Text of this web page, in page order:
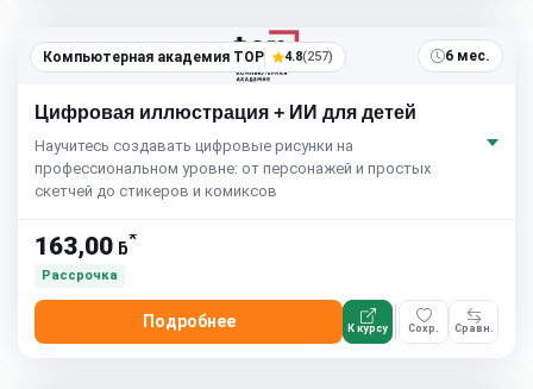
Компьютерная академия TOP 4.8(257) 6 мес.
Цифровая иллюстрация + ИИ для детей
Научитесь создавать цифровые рисунки на
профессиональном уровне: от персонажей и простых
скетчей до стикеров и комиксов
163,00 ƃ*
Рассрочка
Подробнее К курсу Сохр. Сравн.